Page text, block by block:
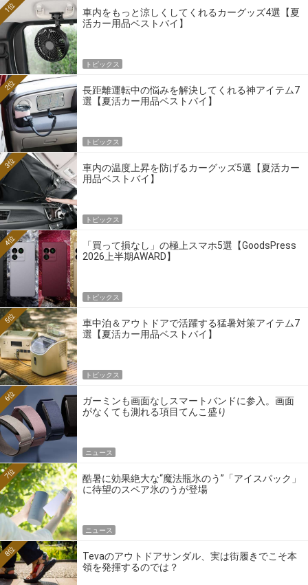
車内をもっと涼しくしてくれるカーグッズ4選【夏
活カー用品ベストバイ】
1位
トピックス
長距離運転中の悩みを解決してくれる神アイテム7
選【夏活カー用品ベストバイ】
2位
トピックス
車内の温度上昇を防げるカーグッズ5選【夏活カー
用品ベストバイ】
3位
トピックス
「買って損なし」の極上スマホ5選【GoodsPress
2026上半期AWARD】
4位
トピックス
車中泊＆アウトドアで活躍する猛暑対策アイテム7
選【夏活カー用品ベストバイ】
5位
トピックス
ガーミンも画面なしスマートバンドに参入。画面
がなくても測れる項目てんこ盛り
6位
ニュース
酷暑に効果絶大な“魔法瓶氷のう”「アイスパック」
に待望のスペア氷のうが登場
7位
ニュース
Tevaのアウトドアサンダル、実は街履きでこそ本
領を発揮するのでは？
8位